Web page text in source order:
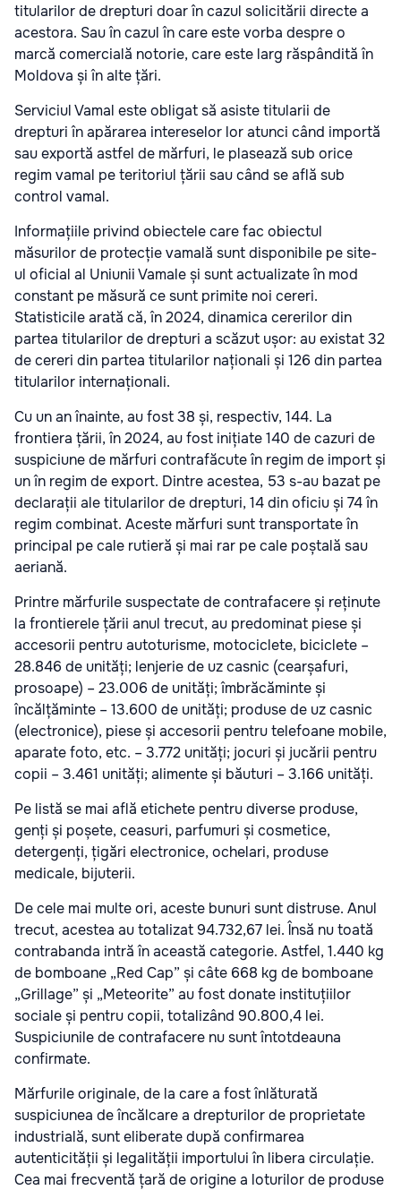
titularilor de drepturi doar în cazul solicitării directe a
acestora. Sau în cazul în care este vorba despre o
marcă comercială notorie, care este larg răspândită în
Moldova și în alte țări.
Serviciul Vamal este obligat să asiste titularii de
drepturi în apărarea intereselor lor atunci când importă
sau exportă astfel de mărfuri, le plasează sub orice
regim vamal pe teritoriul țării sau când se află sub
control vamal.
Informațiile privind obiectele care fac obiectul
măsurilor de protecție vamală sunt disponibile pe site-
ul oficial al Uniunii Vamale și sunt actualizate în mod
constant pe măsură ce sunt primite noi cereri.
Statisticile arată că, în 2024, dinamica cererilor din
partea titularilor de drepturi a scăzut ușor: au existat 32
de cereri din partea titularilor naționali și 126 din partea
titularilor internaționali.
Cu un an înainte, au fost 38 și, respectiv, 144. La
frontiera țării, în 2024, au fost inițiate 140 de cazuri de
suspiciune de mărfuri contrafăcute în regim de import și
un în regim de export. Dintre acestea, 53 s-au bazat pe
declarații ale titularilor de drepturi, 14 din oficiu și 74 în
regim combinat. Aceste mărfuri sunt transportate în
principal pe cale rutieră și mai rar pe cale poștală sau
aeriană.
Printre mărfurile suspectate de contrafacere și reținute
la frontierele țării anul trecut, au predominat piese și
accesorii pentru autoturisme, motociclete, biciclete –
28.846 de unități; lenjerie de uz casnic (cearșafuri,
prosoape) – 23.006 de unități; îmbrăcăminte și
încălțăminte – 13.600 de unități; produse de uz casnic
(electronice), piese și accesorii pentru telefoane mobile,
aparate foto, etc. – 3.772 unități; jocuri și jucării pentru
copii – 3.461 unități; alimente și băuturi – 3.166 unități.
Pe listă se mai află etichete pentru diverse produse,
genți și poșete, ceasuri, parfumuri și cosmetice,
detergenți, țigări electronice, ochelari, produse
medicale, bijuterii.
De cele mai multe ori, aceste bunuri sunt distruse. Anul
trecut, acestea au totalizat 94.732,67 lei. Însă nu toată
contrabanda intră în această categorie. Astfel, 1.440 kg
de bomboane „Red Cap” și câte 668 kg de bomboane
„Grillage” și „Meteorite” au fost donate instituțiilor
sociale și pentru copii, totalizând 90.800,4 lei.
Suspiciunile de contrafacere nu sunt întotdeauna
confirmate.
Mărfurile originale, de la care a fost înlăturată
suspiciunea de încălcare a drepturilor de proprietate
industrială, sunt eliberate după confirmarea
autenticității și legalității importului în libera circulație.
Cea mai frecventă țară de origine a loturilor de produse